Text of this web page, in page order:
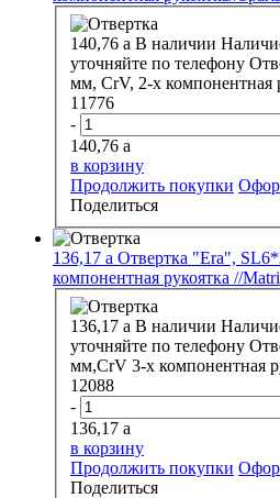
140,76 a В наличии
уточняйте по телефону
мм, СrV, 2-х компонентная
11776
-
140,76 a
в корзину
Продолжить покупки
Поделиться
136,17 a Отвертка "Era",
компонентная рукоятка //
136,17 a В наличии
уточняйте по телефону
мм,CrV 3-х компонентная
12088
-
136,17 a
в корзину
Продолжить покупки
Поделиться